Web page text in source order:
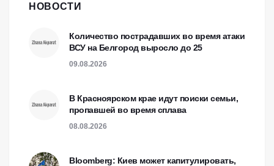
НОВОСТИ
Количество пострадавших во время атаки
ВСУ на Белгород выросло до 25
09.08.2026
В Красноярском крае идут поиски семьи,
пропавшей во время сплава
08.08.2026
Bloomberg: Киев может капитулировать,